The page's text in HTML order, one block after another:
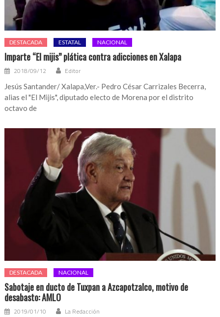
DESTACADA ESTATAL NACIONAL
Imparte “El mijis” plática contra adicciones en Xalapa
2018/09/12 Editor
Jesús Santander/ Xalapa,Ver.- Pedro César Carrizales Becerra,
alias el "El Mijis", diputado electo de Morena por el distrito
octavo de
DESTACADA NACIONAL
Sabotaje en ducto de Tuxpan a Azcapotzalco, motivo de
desabasto: AMLO
2019/01/10 La Redacción